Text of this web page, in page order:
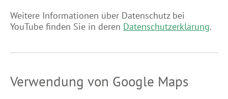
Weitere Informationen über Datenschutz bei
YouTube finden Sie in deren Datenschutzerklärung.
Verwendung von Google Maps